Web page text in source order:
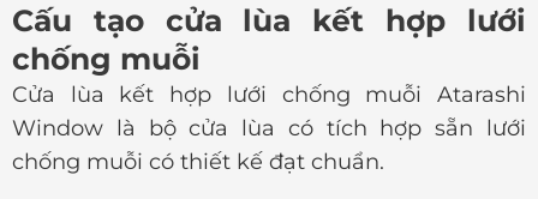
Cấu tạo cửa lùa kết hợp lưới
chống muỗi
Cửa lùa kết hợp lưới chống muỗi Atarashi
Window là bộ cửa lùa có tích hợp sẵn lưới
chống muỗi có thiết kế đạt chuẩn.